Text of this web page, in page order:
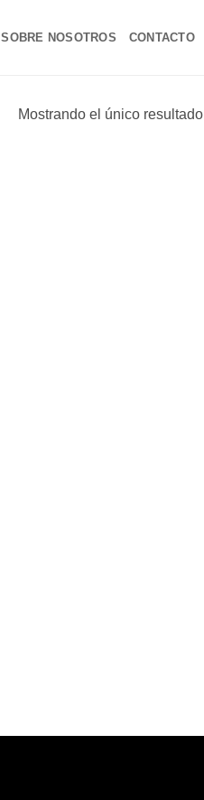
SOBRE NOSOTROS CONTACTO
Mostrando el único resultado